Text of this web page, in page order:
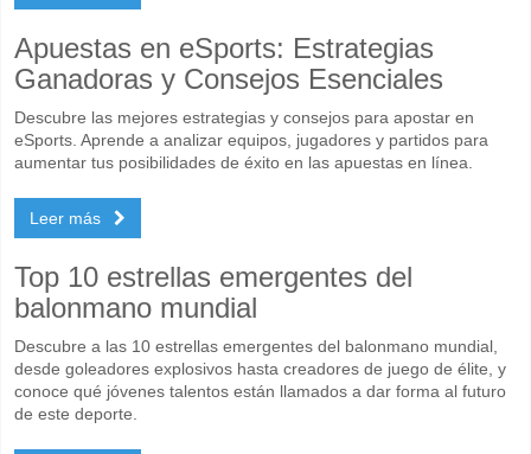
Apuestas en eSports: Estrategias
Ganadoras y Consejos Esenciales
Descubre las mejores estrategias y consejos para apostar en
eSports. Aprende a analizar equipos, jugadores y partidos para
aumentar tus posibilidades de éxito en las apuestas en línea.
Leer más
Top 10 estrellas emergentes del
balonmano mundial
Descubre a las 10 estrellas emergentes del balonmano mundial,
desde goleadores explosivos hasta creadores de juego de élite, y
conoce qué jóvenes talentos están llamados a dar forma al futuro
de este deporte.